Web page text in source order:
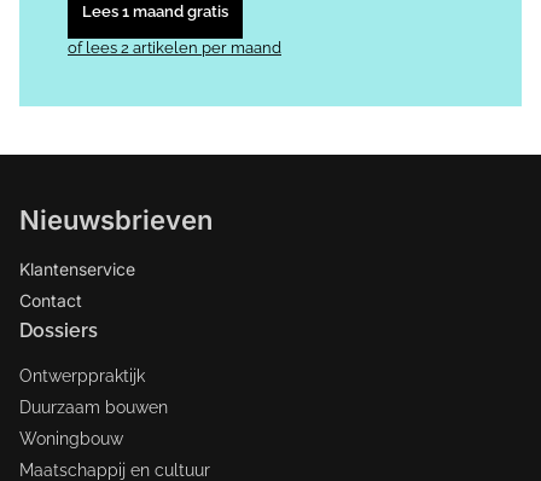
Lees 1 maand gratis
of lees 2 artikelen per maand
Nieuwsbrieven
Klantenservice
Contact
Dossiers
Ontwerppraktijk
Duurzaam bouwen
Woningbouw
Maatschappij en cultuur